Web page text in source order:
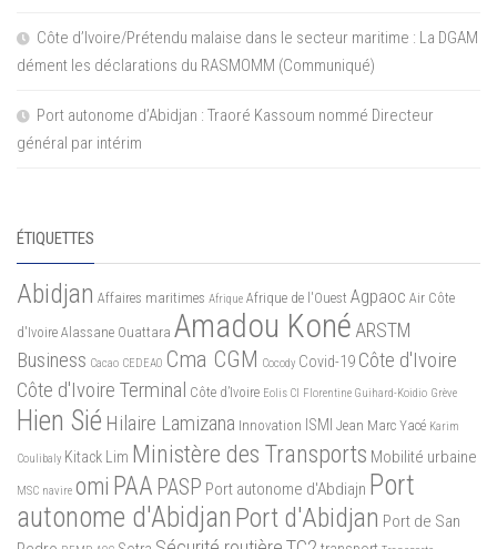
Côte d’Ivoire/Prétendu malaise dans le secteur maritime : La DGAM
dément les déclarations du RASMOMM (Communiqué)
Port autonome d’Abidjan : Traoré Kassoum nommé Directeur
général par intérim
ÉTIQUETTES
Abidjan Affaires maritimes Afrique Afrique de l'Ouest Agpaoc Air Côte
d'Ivoire Alassane Ouattara Amadou Koné ARSTM
Business Cacao CEDEAO Cma CGM Cocody Covid-19 Côte d'Ivoire
Côte d'Ivoire Terminal Côte d’Ivoire Eolis CI Florentine Guihard-Koidio Grève
Hien Sié Hilaire Lamizana Innovation ISMI Jean Marc Yacé Karim
Coulibaly Kitack Lim Ministère des Transports Mobilité urbaine
MSC navire omi PAA PASP Port autonome d'Abdiajn Port
autonome d'Abidjan Port d'Abidjan Port de San